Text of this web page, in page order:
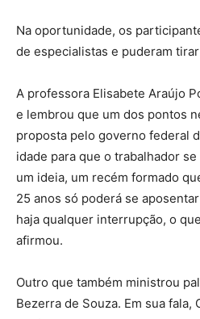
Na oportunidade, os
de especialistas e puderam
A professora Elisabete Araújo
e lembrou que um dos pontos
proposta pelo governo federal
idade para que o trabalhador
um ideia, um recém formado
25 anos só poderá se
haja qualquer interrupção, o
afirmou.
Outro que também ministrou
Bezerra de Souza. Em sua fala,